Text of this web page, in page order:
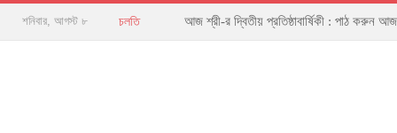
শনিবার, আগস্ট ৮ চলতি আজ শ্রী-র দ্বিতীয় প্রতিষ্ঠাবার্ষিকী : পাঠ করুন